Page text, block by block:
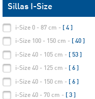
Sillas I-Size
i-Size 0 - 87 cm - [ 4 ]
i-Size 100 - 150 cm - [ 40 ]
i-Size 40 - 105 cm - [ 53 ]
i-Size 40 - 125 cm - [ 6 ]
i-Size 40 - 150 cm - [ 6 ]
i-Size 40 - 70 cm - [ 3 ]